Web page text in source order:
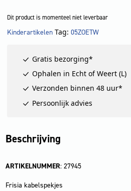
Dit product is momenteel niet leverbaar
LET OP!
Kinderartikelen Tag: 05ZOETW
Gratis bezorging*
Ophalen in Echt of Weert (L)
Verzonden binnen 48 uur*
Persoonlijk advies
Beschrijving
ARTIKELNUMMER: 27945
Frisia kabelspekjes